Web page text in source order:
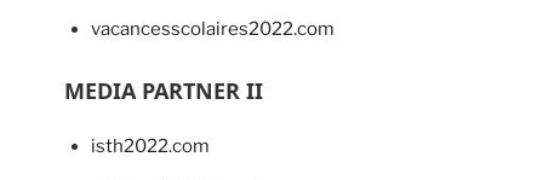
vacancesscolaires2022.com
MEDIA PARTNER II
isth2022.com